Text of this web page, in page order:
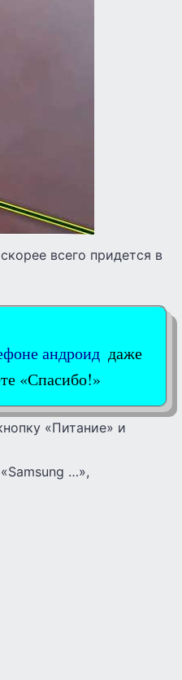
всего придется в
андроид даже
«Спасибо!»
«Питание» и
…»,